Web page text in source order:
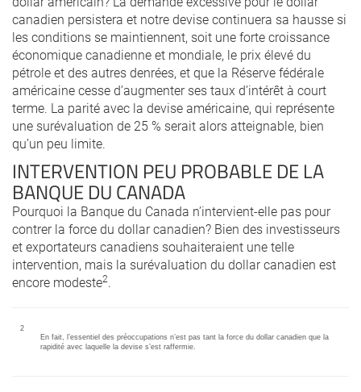
canadien persistera et notre devise continuera sa hausse si
les conditions se maintiennent, soit une forte croissance
économique canadienne et mondiale, le prix élevé du
pétrole et des autres denrées, et que la Réserve fédérale
américaine cesse d’augmenter ses taux d’intérêt à court
terme. La parité avec la devise américaine, qui représente
une surévaluation de 25 % serait alors atteignable, bien
qu’un peu limite.
INTERVENTION PEU PROBABLE DE LA
BANQUE DU CANADA
Pourquoi la Banque du Canada n’intervient-elle pas pour
contrer la force du dollar canadien? Bien des investisseurs
et exportateurs canadiens souhaiteraient une telle
intervention, mais la surévaluation du dollar canadien est
encore modeste2.
2
En fait, l’essentiel des préoccupations n’est pas tant la force du dollar canadien que la
rapidité avec laquelle la devise s’est raffermie.